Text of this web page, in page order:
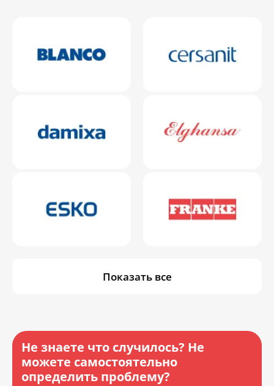
Показать все
Не знаете что случилось? Не
можете самостоятельно
определить проблему?